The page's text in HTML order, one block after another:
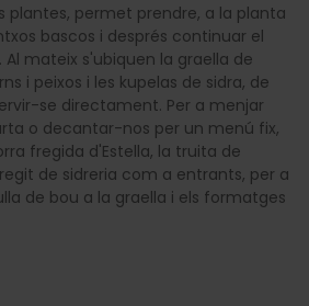
plantes, permet prendre, a la planta
bascos i després continuar el
Al mateix s'ubiquen la graella de
i peixos i les kupelas de sidra, de
se directament. Per a menjar
o decantar-nos per un menú fix,
fregida d'Estella, la truita de
de sidreria com a entrants, per a
de bou a la graella i els formatges